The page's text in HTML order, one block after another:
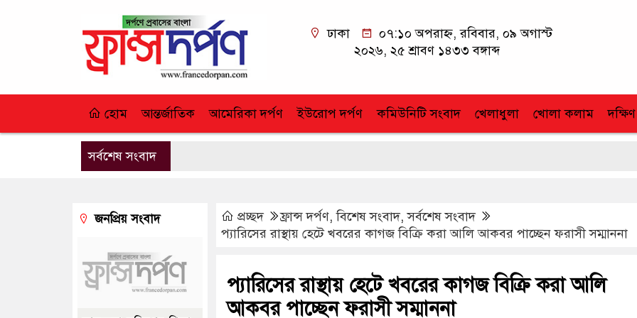
ঢাকা
০৭:১০ অপরাহ্ন, রবিবার, ০৯ অগাস্ট
২০২৬, ২৫ শ্রাবণ ১৪৩৩ বঙ্গাব্দ
হোম আন্তর্জাতিক আমেরিকা দর্পণ ইউরোপ দর্পণ কমিউনিটি সংবাদ খেলাধুলা খোলা কলাম
সর্বশেষ সংবাদ
প্রচ্ছদ ফ্রান্স দর্পণ,বিশেষ সংবাদ,সর্বশেষ সংবাদ
প্যারিসের রাস্থায় হেটে খবরের কাগজ বিক্রি করা আলি আকবর পাচ্ছেন ফরাসী সম্মাননা
প্যারিসের রাস্থায় হেটে খবরের কাগজ বিক্রি করা আলি
আকবর পাচ্ছেন ফরাসী সম্মাননা
জনপ্রিয় সংবাদ